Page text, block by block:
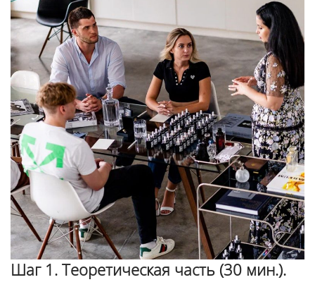
Шаг 1. Теоретическая часть (30 мин.).